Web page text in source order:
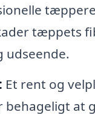
tæppets
Et rent og
behageligt